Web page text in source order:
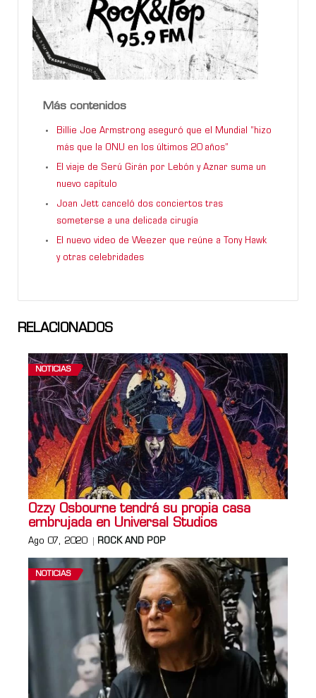
Más contenidos
Billie Joe Armstrong aseguró que el Mundial “hizo
más que la ONU en los últimos 20 años”
El viaje de Serú Girán por Lebón y Aznar suma un
nuevo capítulo
Joan Jett canceló dos conciertos tras
someterse a una delicada cirugía
El nuevo video de Weezer que reúne a Tony Hawk
y otras celebridades
RELACIONADOS
NOTICIAS
Ozzy Osbourne tendrá su propia casa
embrujada en Universal Studios
Ago 07, 2020 ROCK AND POP
NOTICIAS